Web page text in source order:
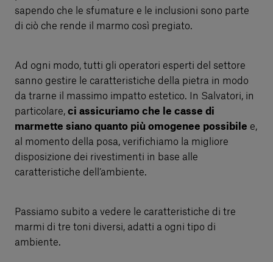
sapendo che le sfumature e le inclusioni sono parte
di ciò che rende il marmo così pregiato.
Ad ogni modo, tutti gli operatori esperti del settore
sanno gestire le caratteristiche della pietra in modo
da trarne il massimo impatto estetico. In Salvatori, in
particolare, ci assicuriamo che le casse di
marmette siano quanto più omogenee possibile e,
al momento della posa, verifichiamo la migliore
disposizione dei rivestimenti in base alle
caratteristiche dell’ambiente.
Passiamo subito a vedere le caratteristiche di tre
marmi di tre toni diversi, adatti a ogni tipo di
ambiente.